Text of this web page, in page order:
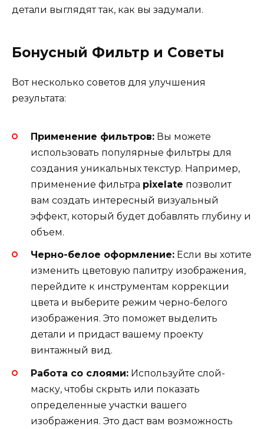
детали выглядят так, как вы задумали.
Бонусный Фильтр и Советы
Вот несколько советов для улучшения
результата:
Применение фильтров: Вы можете
использовать популярные фильтры для
создания уникальных текстур. Например,
применение фильтра pixelate позволит
вам создать интересный визуальный
эффект, который будет добавлять глубину и
объем.
Черно-белое оформление: Если вы хотите
изменить цветовую палитру изображения,
перейдите к инструментам коррекции
цвета и выберите режим черно-белого
изображения. Это поможет выделить
детали и придаст вашему проекту
винтажный вид.
Работа со слоями: Используйте слой-
маску, чтобы скрыть или показать
определенные участки вашего
изображения. Это даст вам возможность